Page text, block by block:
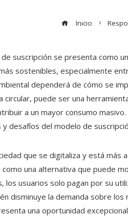
Inicio
de suscripción se presenta como
sostenibles, especialmente
dependerá de cómo se
circular, puede ser una
a un mayor consumo
y desafíos del modelo de
que se digitaliza y está
como una alternativa que puede
los usuarios solo pagan por su
disminuye la demanda sobre
una oportunidad